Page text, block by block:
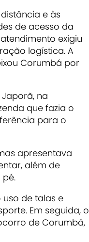
e às
de acesso da
exigiu
logística. A
Corumbá por
na
que fazia o
para o
apresentava
além de
de talas e
Em seguida, o
de Corumbá,